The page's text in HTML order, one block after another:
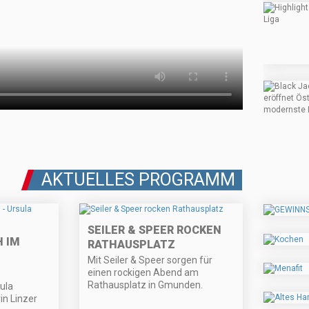
AKTUELLES PROGRAMM
IM
Linzer
SEILER & SPEER ROCKEN
RATHAUSPLATZ
Mit Seiler & Speer sorgen für
einen rockigen Abend am
Rathausplatz in Gmunden.